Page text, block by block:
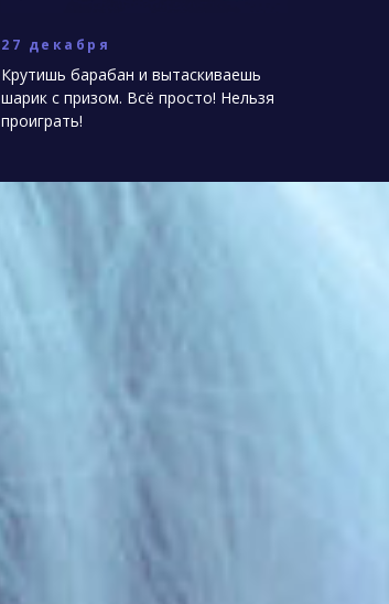
27 декабря
Крутишь барабан и вытаскиваешь
шарик с призом. Всё просто! Нельзя
проиграть!